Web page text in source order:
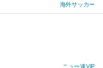
海外サッカー
ニュー速VIP